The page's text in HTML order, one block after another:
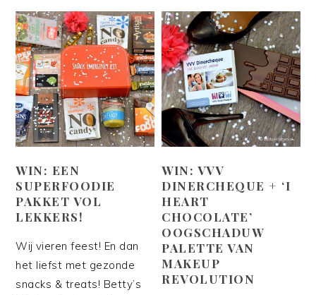
WIN: EEN
SUPERFOODIE
PAKKET VOL
LEKKERS!
Wij vieren feest! En dan
het liefst met gezonde
snacks & treats! Betty’s
WIN: VVV
DINERCHEQUE + ‘I
HEART
CHOCOLATE’
OOGSCHADUW
PALETTE VAN
MAKEUP
REVOLUTION